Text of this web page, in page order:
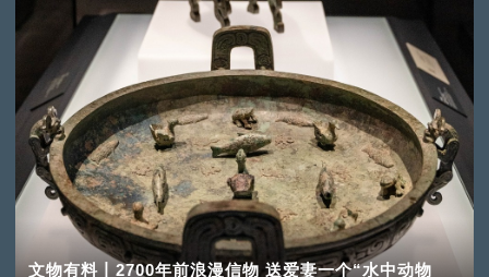
文物有料丨2700年前浪漫信物 送爱妻一个“水中动物